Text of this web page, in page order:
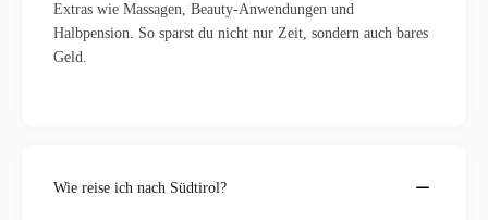
Extras wie Massagen, Beauty-Anwendungen und
Halbpension. So sparst du nicht nur Zeit, sondern auch bares
Geld.
Wie reise ich nach Südtirol?